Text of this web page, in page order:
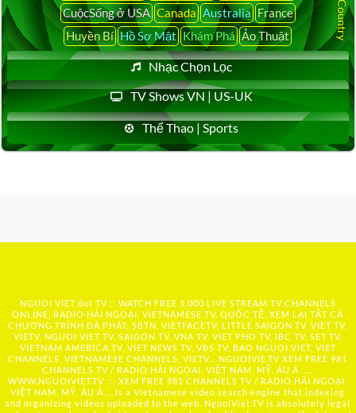
CuộcSống ở USA Canada Australia France
Huyền Bí Hồ Sơ Mật Khám Phá Ảo Thuật
Nhạc Chọn Lọc
TV Shows VN | US-UK
Thể Thao | Sports
NGUOI VIET dot TV :: WATCH FREE 1,000 LIVE STREAM TV CHANNELS
ONLINE, RADIO HẢI NGOẠI, VIETNAMESE TV, QUỐC TẾ, XEM LẠI TẤT CẢ
CHƯƠNG TRÌNH ĐÃ PHÁT: SBTN, VIETFACETV, LITTLE SAIGON TV, VIET TV,
VIETV, NGUOI VIET TV, SAIGON TV, VNA TV, VIET PHO TV, IBC TV, SET TV,
VIETNAM AMERICA TV, VIET NEWS TV, VBS TV, BAO NGUOI VIET, VIET
CHANNELS, VIETNAMESE CHANNELS, VIETV,... NGUOIVIE.TV XEM FREE 981
CHANNELS TV / RADIO HẢI NGOẠI, VIỆT NAM, MỸ, ÂU Á …..
WWW.NGUOIVIET.TV ::: XEM FREE 981 CHANNELS TV / RADIO HẢI NGOẠI,
VIỆT NAM, MỸ, ÂU Á ….is a Vietnamese video search engine that indexing
and organizing videos uploaded to the web. NguoiViet.TV is absolutely legal